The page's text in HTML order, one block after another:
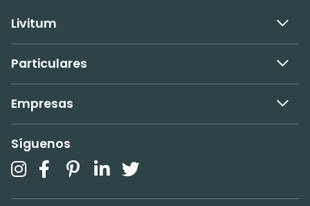
Livitum
Particulares
Empresas
Síguenos